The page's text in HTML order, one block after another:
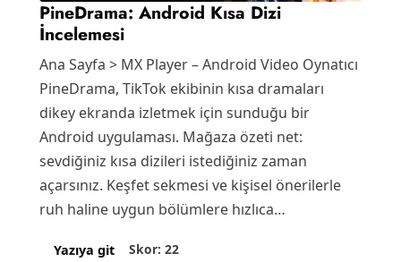
PineDrama: Android Kısa Dizi
İncelemesi
Ana Sayfa > MX Player – Android Video Oynatıcı
PineDrama, TikTok ekibinin kısa dramaları
dikey ekranda izletmek için sunduğu bir
Android uygulaması. Mağaza özeti net:
sevdiğiniz kısa dizileri istediğiniz zaman
açarsınız. Keşfet sekmesi ve kişisel önerilerle
ruh haline uygun bölümlere hızlıca…
Yazıya git Skor: 22